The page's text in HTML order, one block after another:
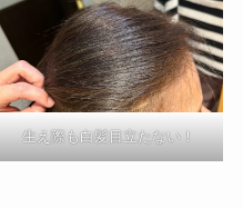
生え際も白髪目立たない！